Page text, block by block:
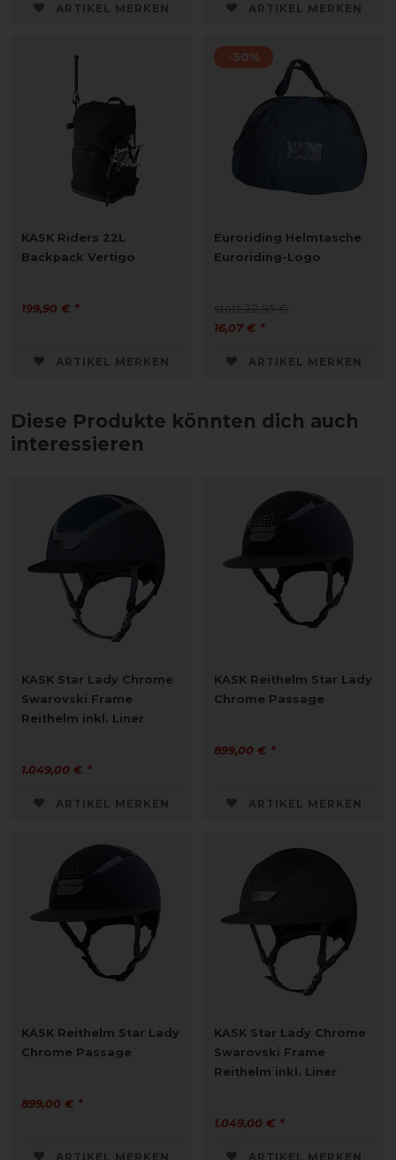
ARTIKEL MERKEN ARTIKEL MERKEN
KASK Riders 22L
Backpack Vertigo
199,90 € *
ARTIKEL MERKEN
-30%
Euroriding Helmtasche
Euroriding-Logo
statt 22,95 €
16,07 € *
ARTIKEL MERKEN
Diese Produkte könnten dich auch
interessieren
KASK Star Lady Chrome
Swarovski Frame
Reithelm inkl. Liner
1.049,00 € *
ARTIKEL MERKEN
KASK Reithelm Star Lady
Chrome Passage
899,00 € *
ARTIKEL MERKEN
KASK Reithelm Star Lady
Chrome Passage
899,00 € *
ARTIKEL MERKEN
KASK Star Lady Chrome
Swarovski Frame
Reithelm inkl. Liner
1.049,00 € *
ARTIKEL MERKEN